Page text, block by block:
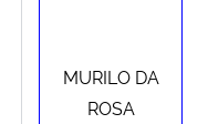
MURILO DA
ROSA